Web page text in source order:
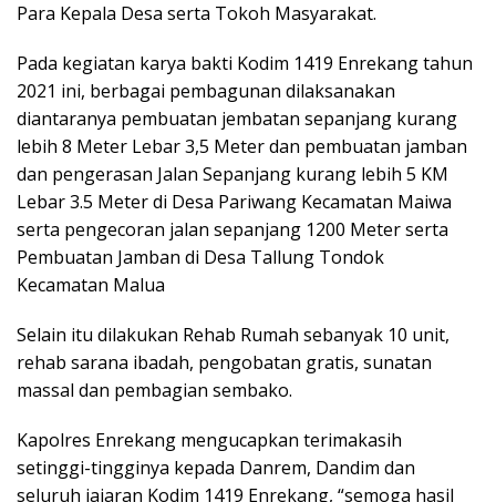
Para Kepala Desa serta Tokoh Masyarakat.
Pada kegiatan karya bakti Kodim 1419 Enrekang tahun
2021 ini, berbagai pembagunan dilaksanakan
diantaranya pembuatan jembatan sepanjang kurang
lebih 8 Meter Lebar 3,5 Meter dan pembuatan jamban
dan pengerasan Jalan Sepanjang kurang lebih 5 KM
Lebar 3.5 Meter di Desa Pariwang Kecamatan Maiwa
serta pengecoran jalan sepanjang 1200 Meter serta
Pembuatan Jamban di Desa Tallung Tondok
Kecamatan Malua
Selain itu dilakukan Rehab Rumah sebanyak 10 unit,
rehab sarana ibadah, pengobatan gratis, sunatan
massal dan pembagian sembako.
Kapolres Enrekang mengucapkan terimakasih
setinggi-tingginya kepada Danrem, Dandim dan
seluruh jajaran Kodim 1419 Enrekang, “semoga hasil